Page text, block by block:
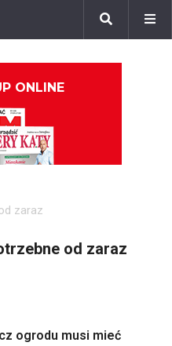
ONLINE
zaraz
od zaraz
ogrodu musi mieć